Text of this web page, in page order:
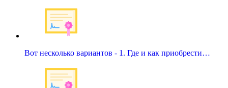
Вот несколько вариантов - 1. Где и как приобрести…